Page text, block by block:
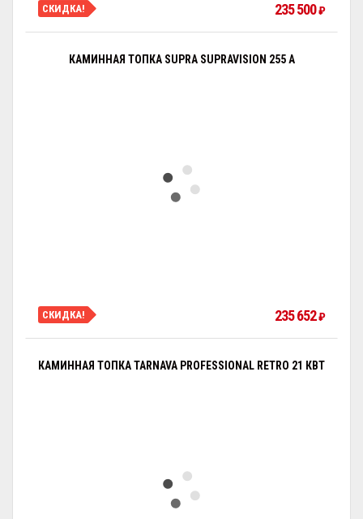
СКИДКА! 235 500₽
КАМИННАЯ ТОПКА SUPRA SUPRAVISION 255 A
СКИДКА! 235 652₽
КАМИННАЯ ТОПКА TARNAVA PROFESSIONAL RETRO 21 КВТ